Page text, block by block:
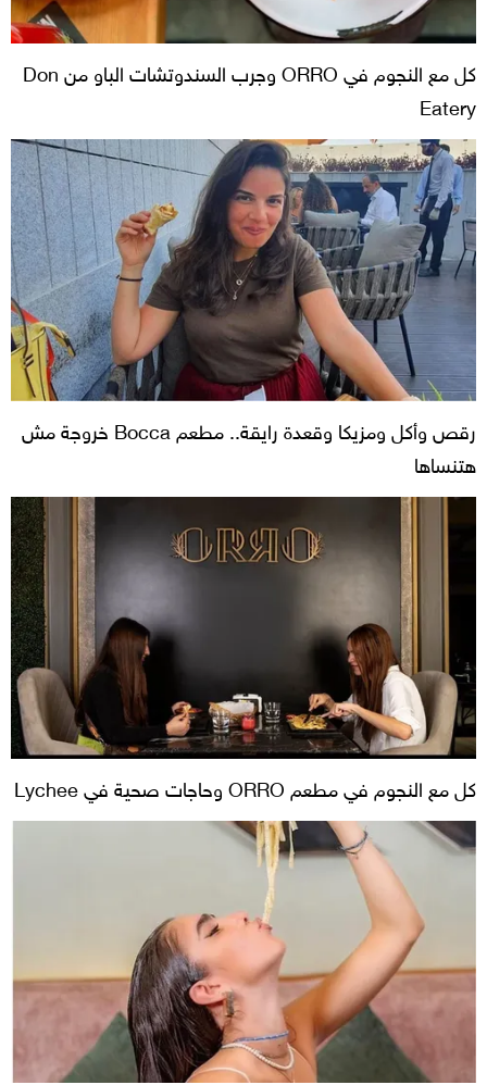
كل مع النجوم في ORRO وجرب السندوتشات الباو من Don
Eatery
رقص وأكل ومزيكا وقعدة رايقة.. مطعم Bocca خروجة مش
هتنساها
كل مع النجوم في مطعم ORRO وحاجات صحية في Lychee